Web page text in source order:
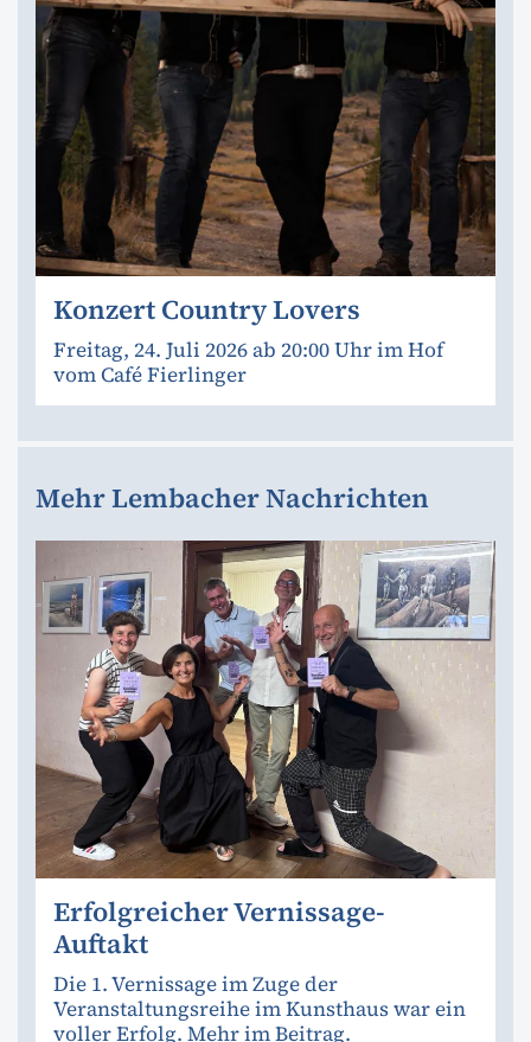
Konzert Country Lovers
Freitag, 24. Juli 2026 ab 20:00 Uhr im Hof
vom Café Fierlinger
Mehr Lembacher Nachrichten
Erfolgreicher Vernissage-
Auftakt
Die 1. Vernissage im Zuge der
Veranstaltungsreihe im Kunsthaus war ein
voller Erfolg. Mehr im Beitrag.